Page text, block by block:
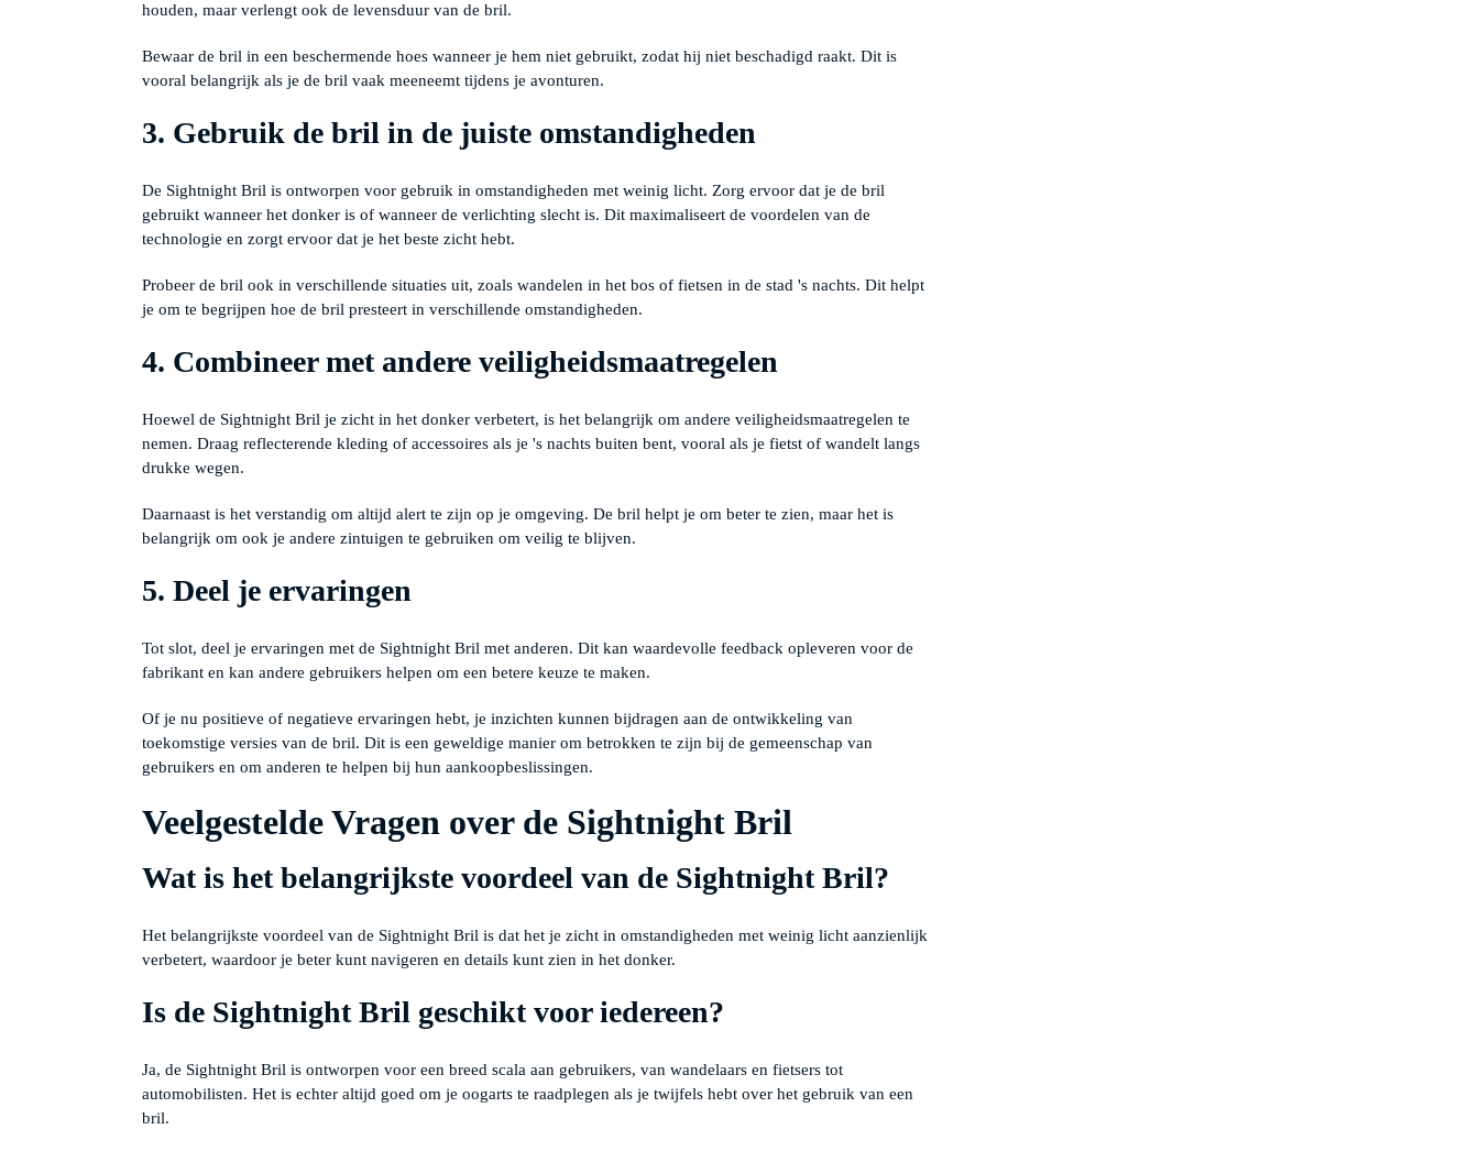
houden, maar verlengt ook de levensduur van de bril.
Bewaar de bril in een beschermende hoes wanneer je hem niet gebruikt, zodat hij niet beschadigd raakt. Dit is
vooral belangrijk als je de bril vaak meeneemt tijdens je avonturen.
3. Gebruik de bril in de juiste omstandigheden
De Sightnight Bril is ontworpen voor gebruik in omstandigheden met weinig licht. Zorg ervoor dat je de bril
gebruikt wanneer het donker is of wanneer de verlichting slecht is. Dit maximaliseert de voordelen van de
technologie en zorgt ervoor dat je het beste zicht hebt.
Probeer de bril ook in verschillende situaties uit, zoals wandelen in het bos of fietsen in de stad 's nachts. Dit helpt
je om te begrijpen hoe de bril presteert in verschillende omstandigheden.
4. Combineer met andere veiligheidsmaatregelen
Hoewel de Sightnight Bril je zicht in het donker verbetert, is het belangrijk om andere veiligheidsmaatregelen te
nemen. Draag reflecterende kleding of accessoires als je 's nachts buiten bent, vooral als je fietst of wandelt langs
drukke wegen.
Daarnaast is het verstandig om altijd alert te zijn op je omgeving. De bril helpt je om beter te zien, maar het is
belangrijk om ook je andere zintuigen te gebruiken om veilig te blijven.
5. Deel je ervaringen
Tot slot, deel je ervaringen met de Sightnight Bril met anderen. Dit kan waardevolle feedback opleveren voor de
fabrikant en kan andere gebruikers helpen om een betere keuze te maken.
Of je nu positieve of negatieve ervaringen hebt, je inzichten kunnen bijdragen aan de ontwikkeling van
toekomstige versies van de bril. Dit is een geweldige manier om betrokken te zijn bij de gemeenschap van
gebruikers en om anderen te helpen bij hun aankoopbeslissingen.
Veelgestelde Vragen over de Sightnight Bril
Wat is het belangrijkste voordeel van de Sightnight Bril?
Het belangrijkste voordeel van de Sightnight Bril is dat het je zicht in omstandigheden met weinig licht aanzienlijk
verbetert, waardoor je beter kunt navigeren en details kunt zien in het donker.
Is de Sightnight Bril geschikt voor iedereen?
Ja, de Sightnight Bril is ontworpen voor een breed scala aan gebruikers, van wandelaars en fietsers tot
automobilisten. Het is echter altijd goed om je oogarts te raadplegen als je twijfels hebt over het gebruik van een
bril.